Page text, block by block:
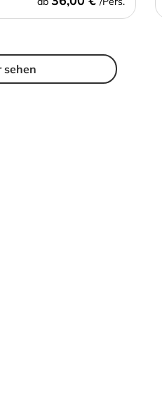
sehen